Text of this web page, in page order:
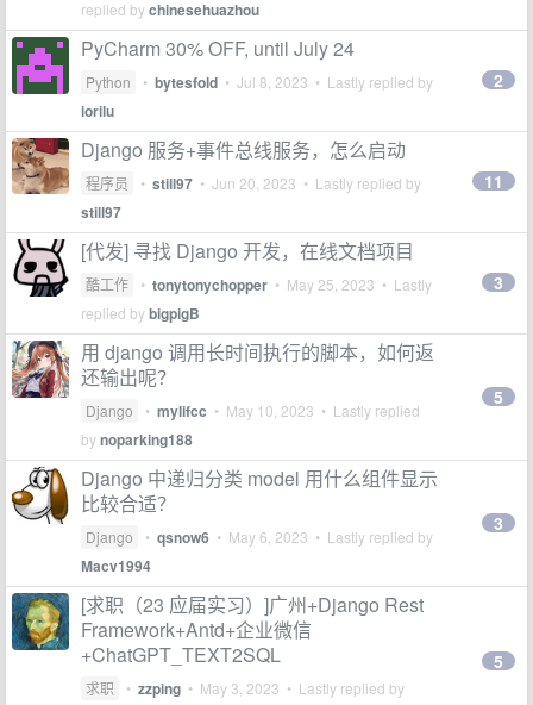
replied bychinesehuazhou
PyCharm 30% OFF, until July 24
Python • bytesfold • Jul 8, 2023 • Lastly replied by
iorilu
2
Django 服务+事件总线服务，怎么启动
程序员 • still97 • Jun 20, 2023 • Lastly replied by
still97
11
[代发] 寻找 Django 开发，在线文档项目
酷工作 • tonytonychopper • May 25, 2023 • Lastly
replied bybigpigB
3
用 django 调用长时间执行的脚本，如何返
还输出呢？
Django • mylifcc • May 10, 2023 • Lastly replied
bynoparking188
5
Django 中递归分类 model 用什么组件显示
比较合适？
Django • qsnow6 • May 6, 2023 • Lastly replied by
Macv1994
3
[求职（23 应届实习）]广州+Django Rest
Framework+Antd+企业微信
+ChatGPT_TEXT2SQL
求职 • zzping • May 3, 2023 • Lastly replied by
5